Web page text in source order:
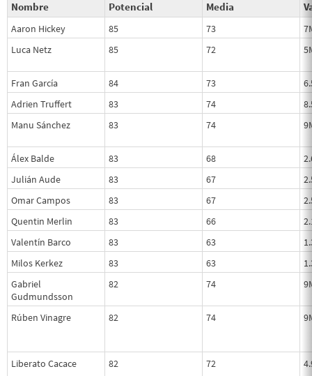
Nombre Potencial Media
Aaron Hickey 85 73
Luca Netz
85 72
Fran García 84 73
Adrien Truffert
83 74
Manu Sánchez
83 74
Álex Balde 83 68
Julián Aude
83 67
Omar Campos
83 67
Quentin Merlin
83 66
Valentín Barco
83 63
Milos Kerkez
83 63
Gabriel
Gudmundsson
82 74
Rúben Vinagre 82 74
Liberato Cacace 82 72